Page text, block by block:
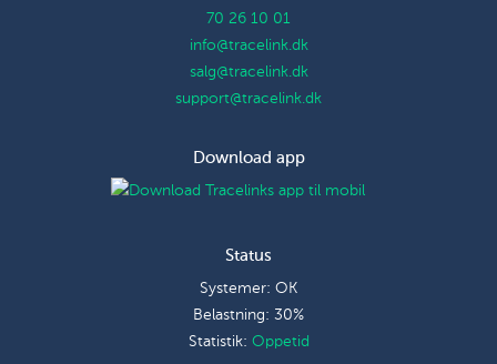
70 26 10 01
info@tracelink.dk
salg@tracelink.dk
support@tracelink.dk
Download app
Status
Systemer: OK
Belastning: 30%
Statistik: Oppetid